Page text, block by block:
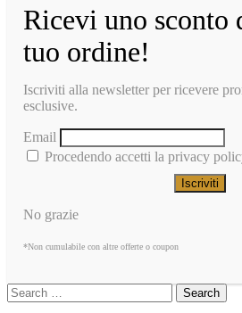
Ricevi uno sconto
tuo ordine!
Iscriviti alla newsletter per ricevere
esclusive.
Email
Procedendo accetti la privacy
No grazie
*Non cumulabile con altre offerte o coupon
Search